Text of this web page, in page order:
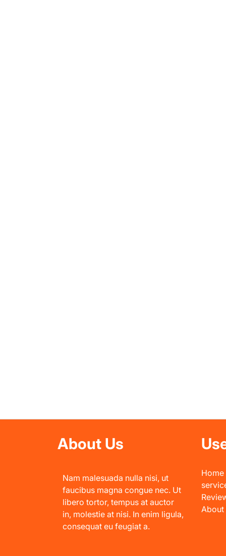
About Us
Nam malesuada nulla nisi, ut
faucibus magna congue nec. Ut
libero tortor, tempus at auctor
in, molestie at nisi. In enim ligula,
consequat eu feugiat a.
Home
About